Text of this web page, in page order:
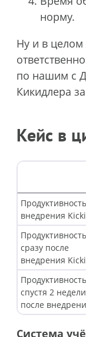
норму.
Ну и в целом
по нашим с
Кикидлера
Кейс в
внедрения
Продуктивность
сразу после
внедрения
Продуктивность
спустя 2 недели
после
Система